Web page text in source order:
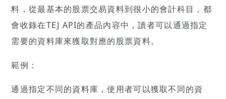
料，從最基本的股票交易資料到很小的會計科目，都
會收錄在TEJ API的產品內容中，讀者可以通過指定
需要的資料庫來獲取對應的股票資料。
範例：
通過指定不同的資料庫，使用者可以獲取不同的資